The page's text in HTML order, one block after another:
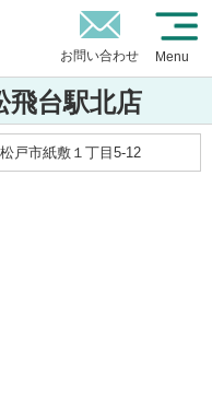
お問い合わせ Menu
飛台駅北店
戸市紙敷１丁目5-12